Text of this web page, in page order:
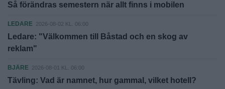
Så förändras semestern när allt finns i mobilen
LEDARE 2026-08-02 KL. 06:00
Ledare: "Välkommen till Båstad och en skog av
reklam"
BJÄRE 2026-08-01 KL. 06:00
Tävling: Vad är namnet, hur gammal, vilket hotell?